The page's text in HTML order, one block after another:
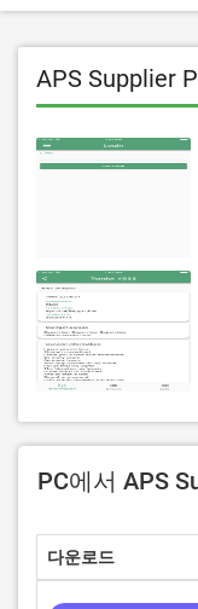
APS Supplier
PC에서 APS
다운로드